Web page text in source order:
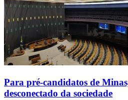
Para pré-candidatos de
desconectado da sociedade